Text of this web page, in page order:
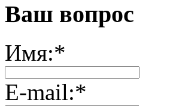
Ваш вопрос
Имя:*
E-mail:*